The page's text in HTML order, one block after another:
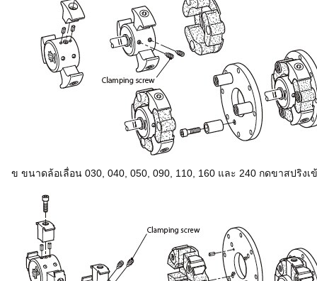
ข ขนาดล้อเลื่อน 030, 040, 050, 090, 110, 160 และ 240 กดขาสปริ